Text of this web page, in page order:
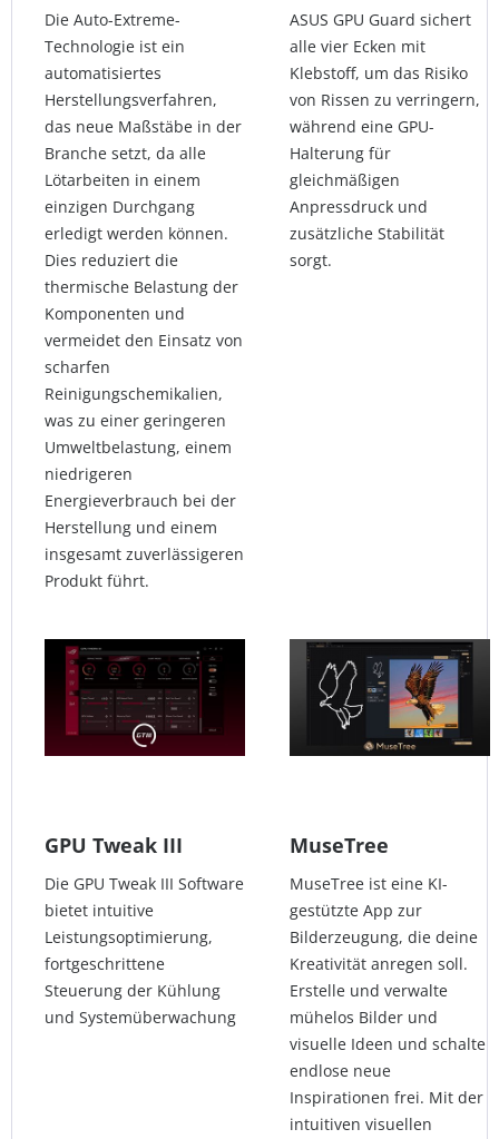
Die Auto-Extreme-
Technologie ist ein
automatisiertes
Herstellungsverfahren,
das neue Maßstäbe in der
Branche setzt, da alle
Lötarbeiten in einem
einzigen Durchgang
erledigt werden können.
Dies reduziert die
thermische Belastung der
Komponenten und
vermeidet den Einsatz von
scharfen
Reinigungschemikalien,
was zu einer geringeren
Umweltbelastung, einem
niedrigeren
Energieverbrauch bei der
Herstellung und einem
insgesamt zuverlässigeren
Produkt führt.
ASUS GPU Guard sichert
alle vier Ecken mit
Klebstoff, um das Risiko
von Rissen zu verringern,
während eine GPU-
Halterung für
gleichmäßigen
Anpressdruck und
zusätzliche Stabilität
sorgt.
GPU Tweak III
Die GPU Tweak III Software
bietet intuitive
Leistungsoptimierung,
fortgeschrittene
Steuerung der Kühlung
und Systemüberwachung
MuseTree
MuseTree ist eine KI-
gestützte App zur
Bilderzeugung, die deine
Kreativität anregen soll.
Erstelle und verwalte
mühelos Bilder und
visuelle Ideen und schalte
endlose neue
Inspirationen frei. Mit der
intuitiven visuellen